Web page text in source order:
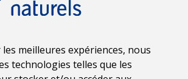
meilleures expériences, nous
technologies telles que les